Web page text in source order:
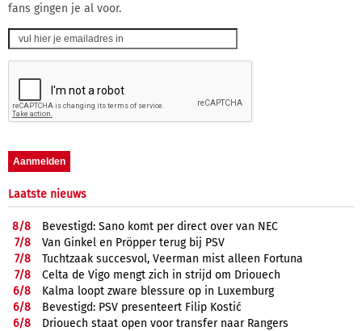
fans gingen je al voor.
Laatste nieuws
8/8
Bevestigd: Sano komt per direct over van NEC
7/8
Van Ginkel en Pröpper terug bij PSV
7/8
Tuchtzaak succesvol, Veerman mist alleen Fortuna
7/8
Celta de Vigo mengt zich in strijd om Driouech
6/8
Kalma loopt zware blessure op in Luxemburg
6/8
Bevestigd: PSV presenteert Filip Kostić
6/8
Driouech staat open voor transfer naar Rangers